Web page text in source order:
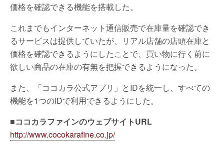
価格を確認できる機能を搭載した。
これまでもインターネット通信販売で在庫量を確認でき
るサービスは提供していたが、リアル店舗の店頭在庫と
価格を確認できるようにしたことで、買い物に行く前に
欲しい商品の在庫の有無を把握できるようになった。
また、「ココカラ公式アプリ」とIDを統一し、すべての
機能を1つのIDで利用できるようにした。
■ココカラファインのウェブサイトURL
http://www.cocokarafine.co.jp/